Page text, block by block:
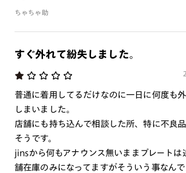
特集ページはこちら⇒【JINS Switch】
ちゃちゃ助
すぐ外れて紛失しました。
普通に着用してるだけなのに一日に何度も
しまいました。
店舗にも持ち込んで相談した所、特に不良
そうです。
jinsから何もアナウンス無いままプレートは
舗在庫のみになってますがそういう事なんで